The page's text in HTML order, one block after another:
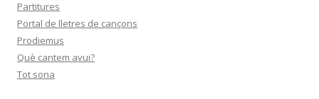
Partitures
Portal de lletres de cançons
Prodiemus
Què cantem avui?
Tot sona